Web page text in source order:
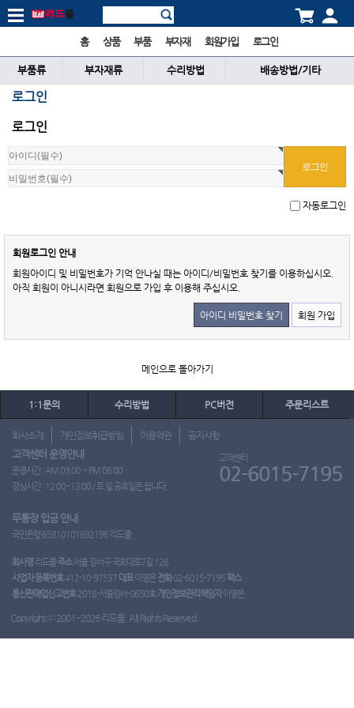
홈 상품 부품 부자재 회원가입 로그인
부품류 부자재류 수리방법 배송방법/기타
로그인
로그인
자동로그인
회원로그인 안내
회원아이디 및 비밀번호가 기억 안나실 때는 아이디/비밀번호 찾기를 이용하십시오.
아직 회원이 아니시라면 회원으로 가입 후 이용해 주십시오.
아이디 비밀번호 찾기 회원 가입
메인으로 돌아가기
1:1문의 수리방법 PC버전 주문리스트
회사소개 개인정보취급방침 이용약관 공지사항
고객센터 운영안내
운영시간 : AM 09:00 ~ PM 06:00
점심시간 : 12:00~13:00 / 토.일.공휴일은 쉽니다.
고객센터
02-6015-7195
무통장 입금 안내
국민은행 65810101692196 리드몰
회사명 리드몰주소서울 강서구 국회대로7길 126
사업자 등록번호412-10-97537 대표이영은 전화02-6015-7195팩스
통신판매업신고번호2018-서울강서-0650호 개인정보관리책임자이영은
Copyright ⓒ 2001~2026 리드몰. All Rights Reserved.